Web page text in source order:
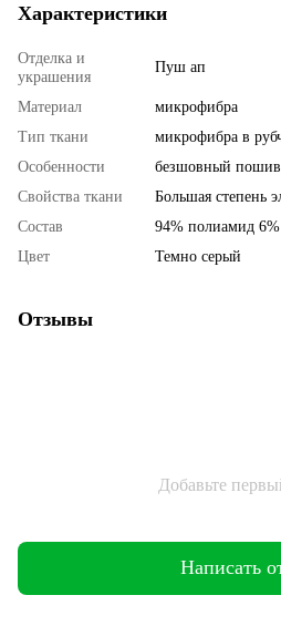
Характеристики
Отделка и
украшения
Пуш ап
Материал
микрофибра
Тип ткани
микрофибра в
Особенности
безшовный пошив
Свойства ткани
Большая степень
Состав
94% полиамид 6%
Цвет
Темно серый
Отзывы
Добавьте
Написать